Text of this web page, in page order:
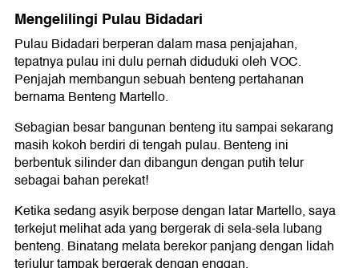
Mengelilingi Pulau Bidadari
Pulau Bidadari berperan dalam masa penjajahan,
tepatnya pulau ini dulu pernah diduduki oleh VOC.
Penjajah membangun sebuah benteng pertahanan
bernama Benteng Martello.
Sebagian besar bangunan benteng itu sampai sekarang
masih kokoh berdiri di tengah pulau. Benteng ini
berbentuk silinder dan dibangun dengan putih telur
sebagai bahan perekat!
Ketika sedang asyik berpose dengan latar Martello, saya
terkejut melihat ada yang bergerak di sela-sela lubang
benteng. Binatang melata berekor panjang dengan lidah
terjulur tampak bergerak dengan enggan.